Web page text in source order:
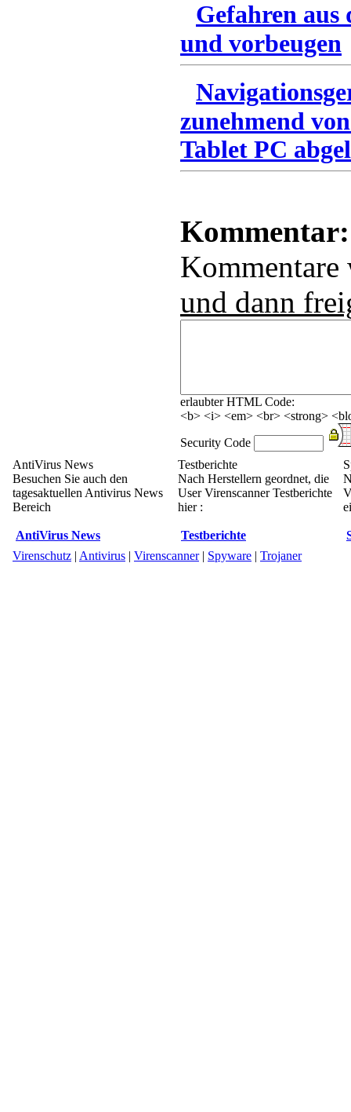
Gefahren
und vorbeugen
zunehmend
Tablet PC
Kommentar:
und dann
erlaubter HTML Code:
<b> <i> <em> <br> <strong>
Security Code
AntiVirus News
Besuchen Sie auch den
tagesaktuellen Antivirus News
Bereich
AntiVirus News
Testberichte
Nach Herstellern geordnet, die
User Virenscanner Testberichte
hier :
Testberichte
Virenschutz | Antivirus | Virenscanner| Spyware | Trojaner